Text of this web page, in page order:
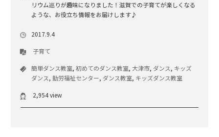
リウム巡りが趣味になりました！滋賀での子育てが楽しくなる
ような、お役立ち情報をお届けします♪
2017.9.4
子育て
簡単ダンス教室,初めてのダンス教室, 大津市, ダンス, キッズ
ダンス,勤労福祉センター, ダンス教室, キッズダンス教室
2,954 view